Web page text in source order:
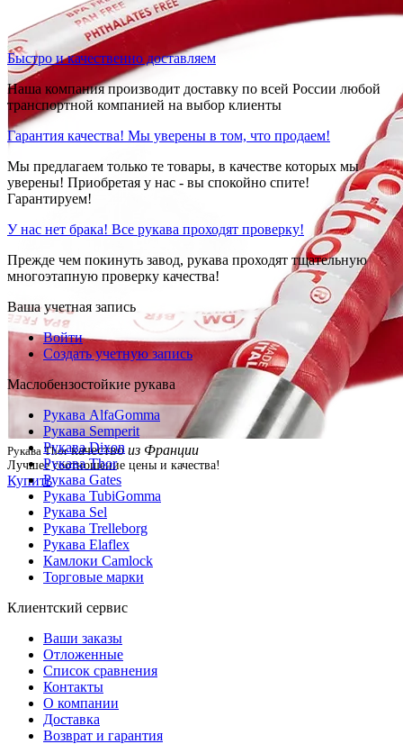
Рукава Thorкачествоиз Франции
Лучшее соотношение цены и качества!
Купить
Быстро и качественно доставляем
Наша компания производит доставку по всей России любой
транспортной компанией на выбор клиенты
Гарантия качества! Мы уверены в том, что продаем!
Мы предлагаем только те товары, в качестве которых мы
уверены! Приобретая у нас - вы спокойно спите!
Гарантируем!
У нас нет брака! Все рукава проходят проверку!
Прежде чем покинуть завод, рукава проходят тщательную
многоэтапную проверку качества!
Ваша учетная запись
Войти
Создать учетную запись
Маслобензостойкие рукава
Рукава AlfaGomma
Рукава Semperit
Рукава Dixon
Рукава Thor
Рукава Gates
Рукава TubiGomma
Рукава Sel
Рукава Trelleborg
Рукава Elaflex
Камлоки Camlock
Торговые марки
Клиентский сервис
Ваши заказы
Отложенные
Список сравнения
Контакты
О компании
Доставка
Возврат и гарантия